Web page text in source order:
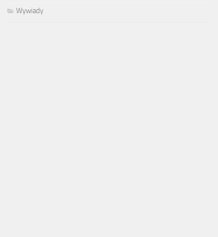
Wywiady